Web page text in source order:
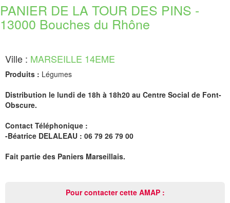
PANIER DE LA TOUR DES PINS -
13000 Bouches du Rhône
Ville : MARSEILLE 14EME
Produits : Légumes
Distribution le lundi de 18h à 18h20 au Centre Social de Font-
Obscure.
Contact Téléphonique :
-Béatrice DELALEAU : 06 79 26 79 00
Fait partie des Paniers Marseillais.
Pour contacter cette AMAP :